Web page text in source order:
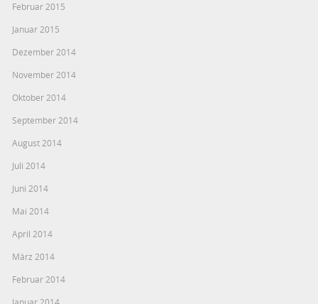
Februar 2015
Januar 2015
Dezember 2014
November 2014
Oktober 2014
September 2014
August 2014
Juli 2014
Juni 2014
Mai 2014
April 2014
März 2014
Februar 2014